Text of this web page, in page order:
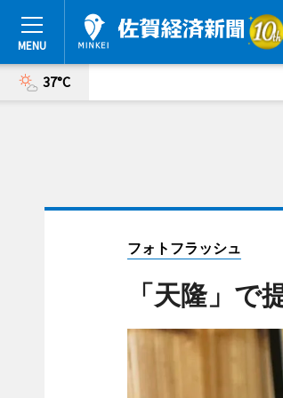
37°C
フォトフラッシュ
「天隆」で